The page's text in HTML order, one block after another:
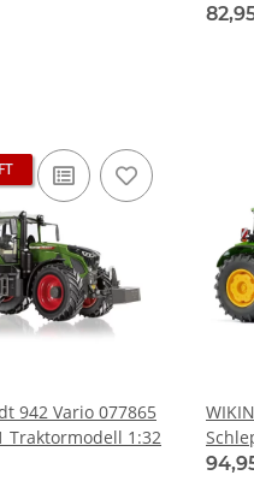
942 Vario 077865
Traktormodell 1:32